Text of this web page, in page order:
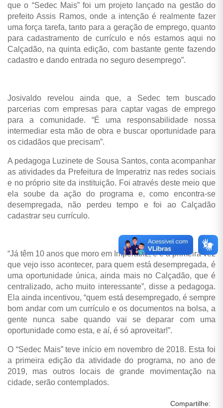
que o “Sedec Mais” foi um projeto lançado na gestão do
prefeito Assis Ramos, onde a intenção é realmente fazer
uma força tarefa, tanto para a geração de emprego, quanto
para cadastramento de currículo e nós estamos aqui no
Calçadão, na quinta edição, com bastante gente fazendo
cadastro e dando entrada no seguro desemprego”.
Josivaldo revelou ainda que, a Sedec tem buscado
parcerias com empresas para captar vagas de emprego
para a comunidade. “É uma responsabilidade nossa
intermediar esta mão de obra e buscar oportunidade para
os cidadãos que precisam”.
A pedagoga Luzinete de Sousa Santos, conta acompanhar
as atividades da Prefeitura de Imperatriz nas redes sociais
e no próprio site da instituição. Foi através deste meio que
ela soube da ação do programa e, como encontra-se
desempregada, não perdeu tempo e foi ao Calçadão
cadastrar seu currículo.
“Já têm 10 anos que moro em Imperatriz, e é a primeira vez
que vejo isso acontecer, para quem está desempregada, é
uma oportunidade única, ainda mais no Calçadão, que é
centralizado, acho muito interessante”, disse a pedagoga.
Ela ainda incentivou, “quem está desempregado, é sempre
bom andar com um currículo e os documentos na bolsa, a
gente nunca sabe quando vai se deparar com uma
oportunidade como esta, e aí, é só aproveitar!”.
O “Sedec Mais” teve início em novembro de 2018. Esta foi
a primeira edição da atividade do programa, no ano de
2019, mas outros locais de grande movimentação na
cidade, serão contemplados.
Compartilhe: